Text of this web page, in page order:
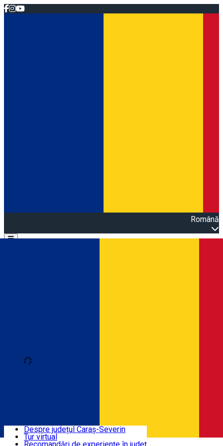
Română
Open main menu
Trasee turistice
Despre județul Caraș-Severin
Tur virtual